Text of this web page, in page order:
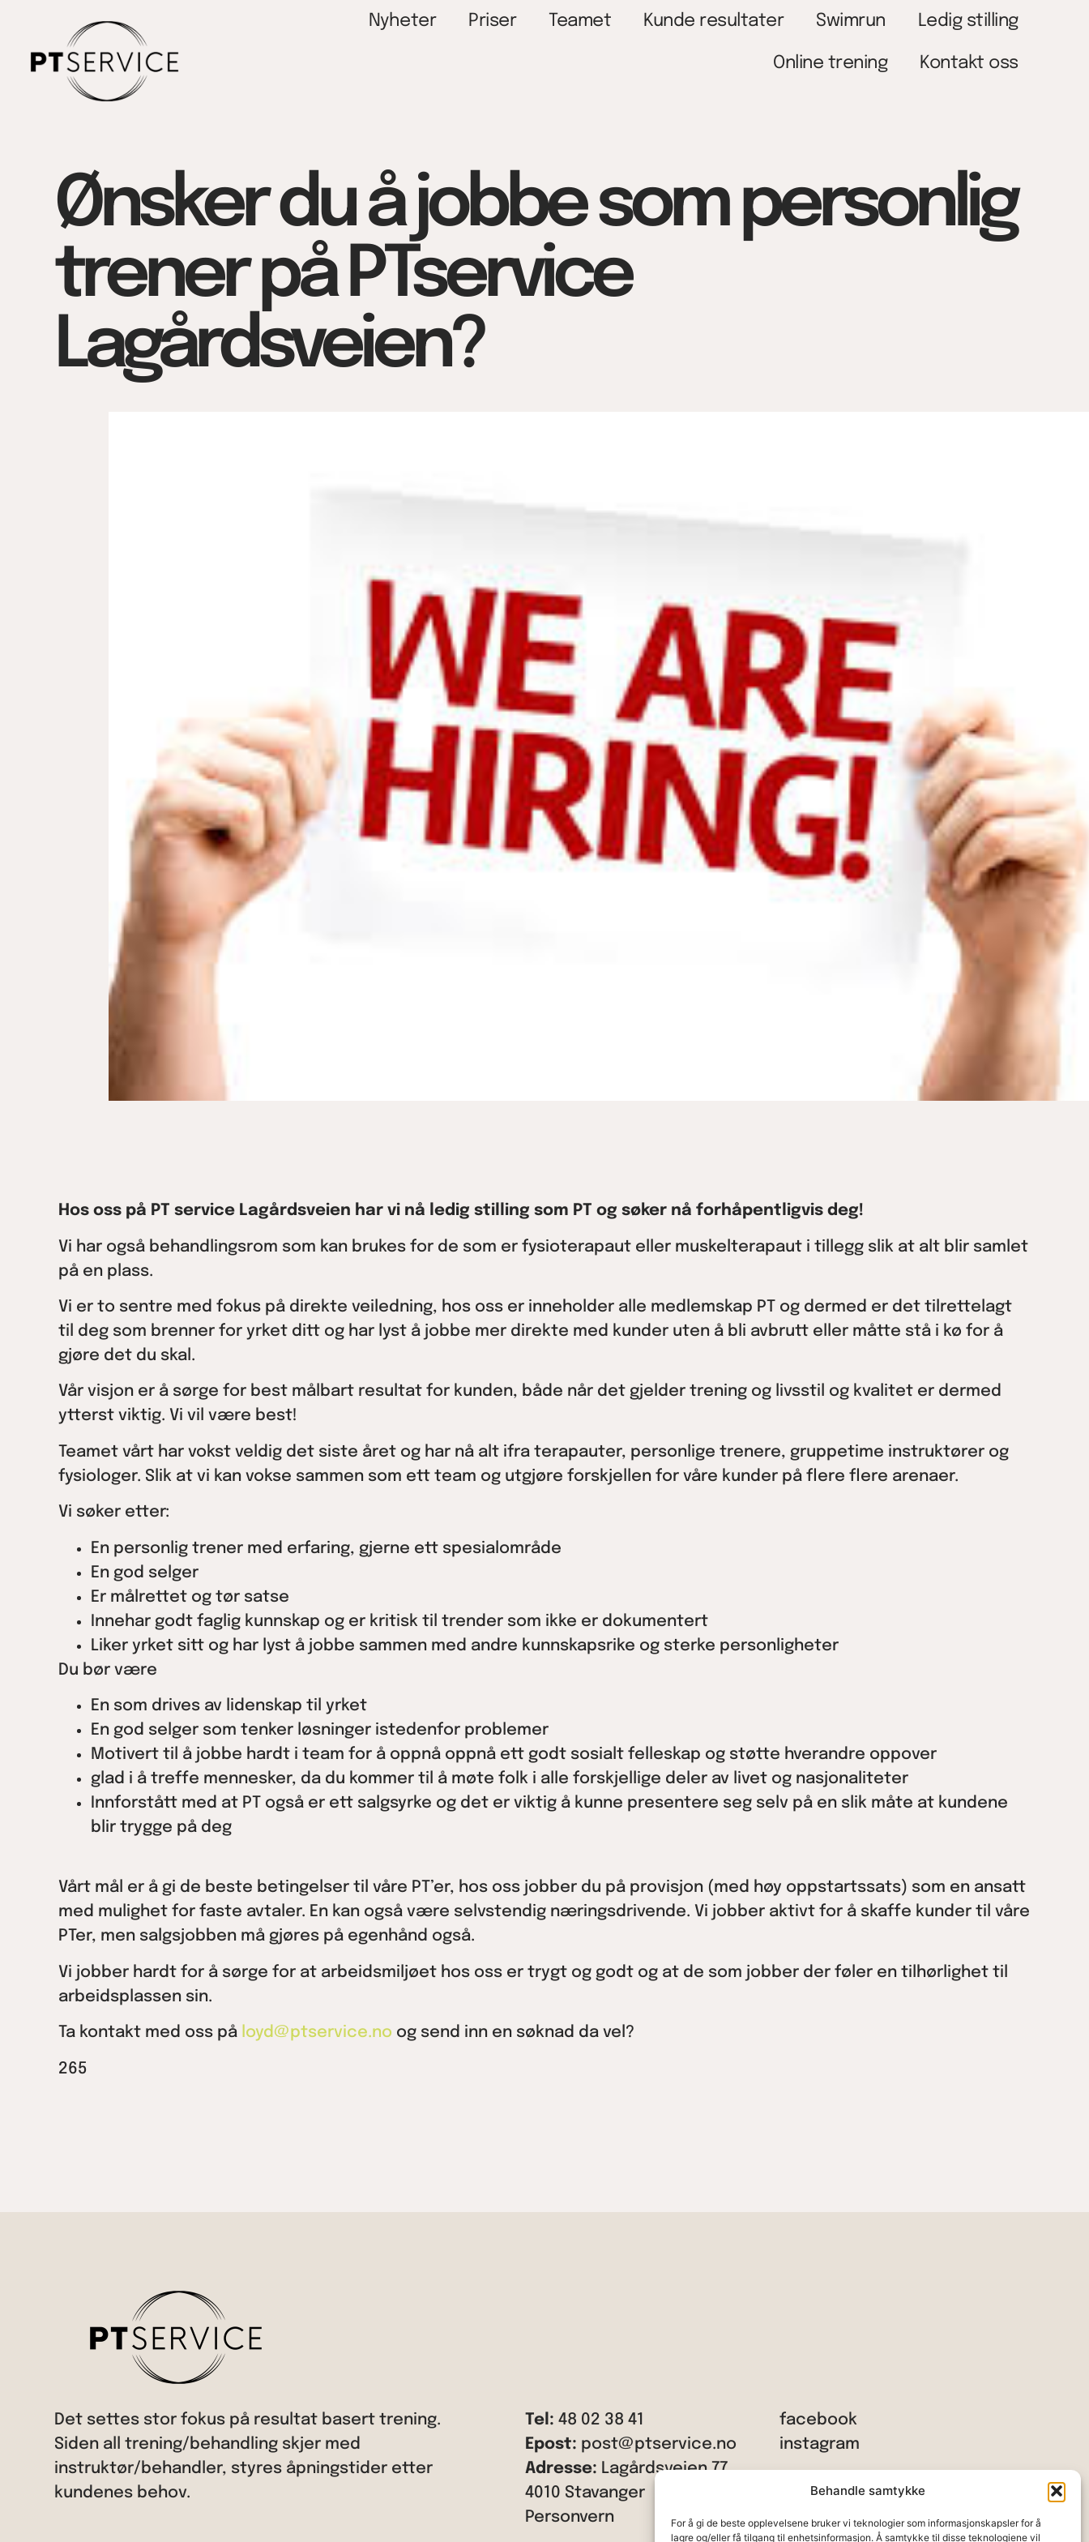
Behandle samtykke
For å gi de beste opplevelsene bruker vi teknologier som informasjonskapsler for å
lagre og/eller få tilgang til enhetsinformasjon. Å samtykke til disse teknologiene vil
Nyheter Priser Teamet Kunde resultater Swimrun Ledig stilling
Online trening Kontakt oss
Ønsker du å jobbe som personlig
trener på PTservice
Lagårdsveien?
Hos oss på PT service Lagårdsveien har vi nå ledig stilling som PT og søker nå forhåpentligvis deg!
Vi har også behandlingsrom som kan brukes for de som er fysioterapaut eller muskelterapaut i tillegg slik at alt blir samlet
på en plass.
Vi er to sentre med fokus på direkte veiledning, hos oss er inneholder alle medlemskap PT og dermed er det tilrettelagt
til deg som brenner for yrket ditt og har lyst å jobbe mer direkte med kunder uten å bli avbrutt eller måtte stå i kø for å
gjøre det du skal.
Vår visjon er å sørge for best målbart resultat for kunden, både når det gjelder trening og livsstil og kvalitet er dermed
ytterst viktig. Vi vil være best!
Teamet vårt har vokst veldig det siste året og har nå alt ifra terapauter, personlige trenere, gruppetime instruktører og
fysiologer. Slik at vi kan vokse sammen som ett team og utgjøre forskjellen for våre kunder på flere flere arenaer.
Vi søker etter:
En personlig trener med erfaring, gjerne ett spesialområde
En god selger
Er målrettet og tør satse
Innehar godt faglig kunnskap og er kritisk til trender som ikke er dokumentert
Liker yrket sitt og har lyst å jobbe sammen med andre kunnskapsrike og sterke personligheter
Du bør være
En som drives av lidenskap til yrket
En god selger som tenker løsninger istedenfor problemer
Motivert til å jobbe hardt i team for å oppnå oppnå ett godt sosialt felleskap og støtte hverandre oppover
glad i å treffe mennesker, da du kommer til å møte folk i alle forskjellige deler av livet og nasjonaliteter
Innforstått med at PT også er ett salgsyrke og det er viktig å kunne presentere seg selv på en slik måte at kundene
blir trygge på deg
Vårt mål er å gi de beste betingelser til våre PT’er, hos oss jobber du på provisjon (med høy oppstartssats) som en ansatt
med mulighet for faste avtaler. En kan også være selvstendig næringsdrivende. Vi jobber aktivt for å skaffe kunder til våre
PTer, men salgsjobben må gjøres på egenhånd også.
Vi jobber hardt for å sørge for at arbeidsmiljøet hos oss er trygt og godt og at de som jobber der føler en tilhørlighet til
arbeidsplassen sin.
Ta kontakt med oss på loyd@ptservice.no og send inn en søknad da vel?
265
Det settes stor fokus på resultat basert trening.
Siden all trening/behandling skjer med
instruktør/behandler, styres åpningstider etter
kundenes behov.
Tel: 48 02 38 41
Epost: post@ptservice.no
Adresse: Lagårdsveien 77
4010 Stavanger
Personvern
facebook
instagram